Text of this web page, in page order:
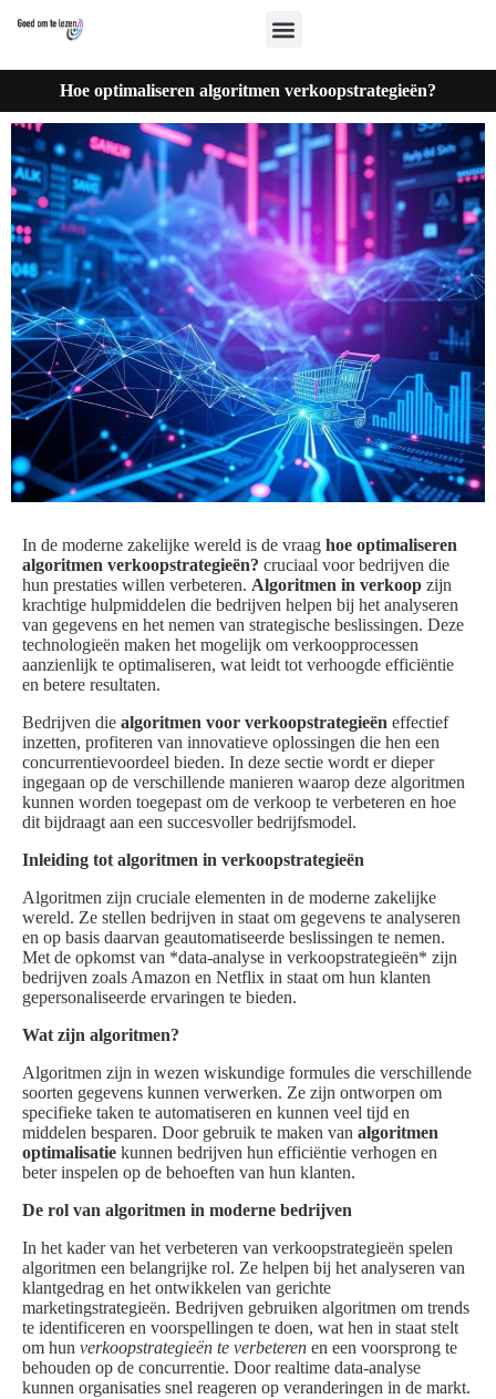
Hoe optimaliseren algoritmen verkoopstrategieën?
In de moderne zakelijke wereld is de vraag hoe optimaliseren
algoritmen verkoopstrategieën? cruciaal voor bedrijven die
hun prestaties willen verbeteren. Algoritmen in verkoop zijn
krachtige hulpmiddelen die bedrijven helpen bij het analyseren
van gegevens en het nemen van strategische beslissingen. Deze
technologieën maken het mogelijk om verkoopprocessen
aanzienlijk te optimaliseren, wat leidt tot verhoogde efficiëntie
en betere resultaten.
Bedrijven die algoritmen voor verkoopstrategieën effectief
inzetten, profiteren van innovatieve oplossingen die hen een
concurrentievoordeel bieden. In deze sectie wordt er dieper
ingegaan op de verschillende manieren waarop deze algoritmen
kunnen worden toegepast om de verkoop te verbeteren en hoe
dit bijdraagt aan een succesvoller bedrijfsmodel.
Inleiding tot algoritmen in verkoopstrategieën
Algoritmen zijn cruciale elementen in de moderne zakelijke
wereld. Ze stellen bedrijven in staat om gegevens te analyseren
en op basis daarvan geautomatiseerde beslissingen te nemen.
Met de opkomst van *data-analyse in verkoopstrategieën* zijn
bedrijven zoals Amazon en Netflix in staat om hun klanten
gepersonaliseerde ervaringen te bieden.
Wat zijn algoritmen?
Algoritmen zijn in wezen wiskundige formules die verschillende
soorten gegevens kunnen verwerken. Ze zijn ontworpen om
specifieke taken te automatiseren en kunnen veel tijd en
middelen besparen. Door gebruik te maken van algoritmen
optimalisatie kunnen bedrijven hun efficiëntie verhogen en
beter inspelen op de behoeften van hun klanten.
De rol van algoritmen in moderne bedrijven
In het kader van het verbeteren van verkoopstrategieën spelen
algoritmen een belangrijke rol. Ze helpen bij het analyseren van
klantgedrag en het ontwikkelen van gerichte
marketingstrategieën. Bedrijven gebruiken algoritmen om trends
te identificeren en voorspellingen te doen, wat hen in staat stelt
om hun verkoopstrategieën te verbeteren en een voorsprong te
behouden op de concurrentie. Door realtime data-analyse
kunnen organisaties snel reageren op veranderingen in de markt.